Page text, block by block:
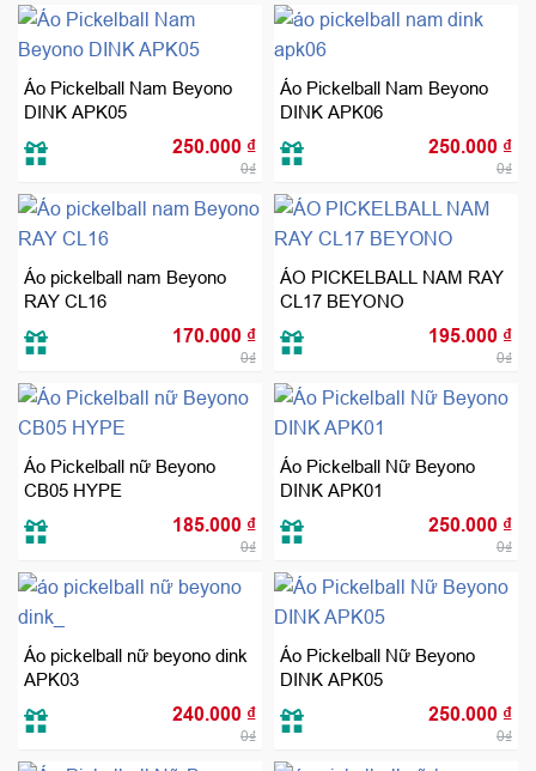
Áo Pickelball Nam Beyono
DINK APK05
250.000 ₫
0₫
Áo Pickelball Nam Beyono
DINK APK06
250.000 ₫
0₫
Áo pickelball nam Beyono
RAY CL16
170.000 ₫
0₫
ÁO PICKELBALL NAM RAY
CL17 BEYONO
195.000 ₫
0₫
Áo Pickelball nữ Beyono
CB05 HYPE
185.000 ₫
0₫
Áo Pickelball Nữ Beyono
DINK APK01
250.000 ₫
0₫
Áo pickelball nữ beyono dink
APK03
240.000 ₫
0₫
Áo Pickelball Nữ Beyono
DINK APK05
250.000 ₫
0₫